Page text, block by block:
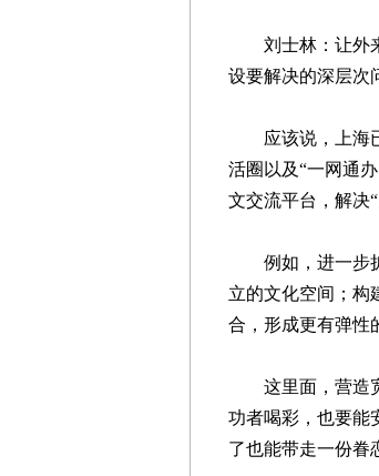
刘士林：让外来
设要解决的深层次
应该说，上海已
活圈以及“一网通
文交流平台，解决
例如，进一步扩
立的文化空间；构
合，形成更有弹性
这里面，营造宽
功者喝彩，也要能
了也能带走一份眷